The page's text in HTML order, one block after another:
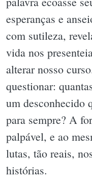
esperanças e
com sutileza,
vida nos
alterar nosso
questionar:
um desconhecido
para sempre? A
palpável, e ao
lutas, tão reais,
histórias.